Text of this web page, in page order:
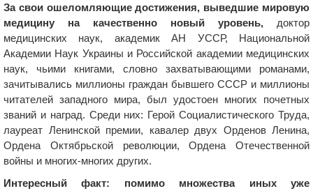
За свои ошеломляющие достижения, выведшие мировую
медицину на качественно новый уровень, доктор
медицинских наук, академик АН УССР, Национальной
Академии Наук Украины и Российской академии медицинских
наук, чьими книгами, словно захватывающими романами,
зачитывались миллионы граждан бывшего СССР и миллионы
читателей западного мира, был удостоен многих почетных
званий и наград. Среди них: Герой Социалистического Труда,
лауреат Ленинской премии, кавалер двух Орденов Ленина,
Ордена Октябрьской революции, Ордена Отечественной
войны и многих-многих других.
Интересный факт: помимо множества иных уже